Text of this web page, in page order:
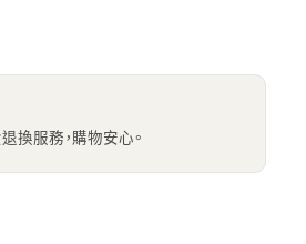
換服務，購物安心。